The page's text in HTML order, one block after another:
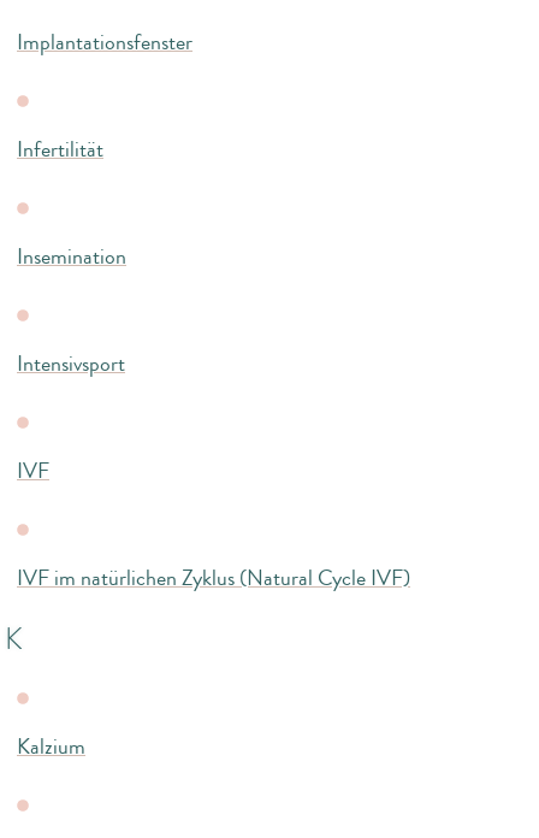
Implantationsfenster
Infertilität
Insemination
Intensivsport
IVF
IVF im natürlichen Zyklus (Natural Cycle IVF)
K
Kalzium